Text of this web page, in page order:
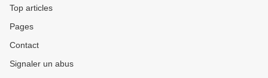
Top articles
Pages
Contact
Signaler un abus